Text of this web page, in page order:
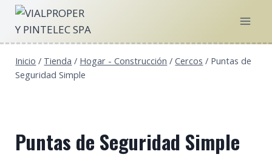
Saltar
contenido
Inicio / Tienda / Hogar - Construcción / Cercos / Puntas de
Seguridad Simple
Puntas de Seguridad Simple